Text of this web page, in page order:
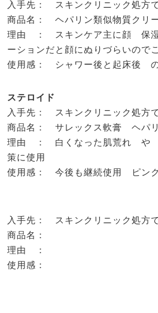
入手先： スキンクリニック処方
商品名： ヘパリン類似物質ク
理由 ： スキンケア主に顔 保
ーションだと顔にぬりづらいので
使用感： シャワー後と起床後 の
ステロイド
入手先： スキンクリニック処方
商品名： サレックス軟膏 ヘパ
理由 ： 白くなった肌荒れ や
策に使用
使用感： 今後も継続使用 ピン
入手先： スキンクリニック処方
商品名：
理由 ：
使用感：